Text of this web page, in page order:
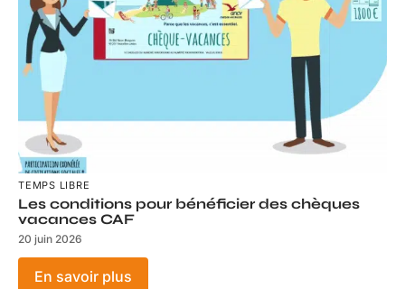
TEMPS LIBRE
Les conditions pour bénéficier des chèques
vacances CAF
20 juin 2026
En savoir plus